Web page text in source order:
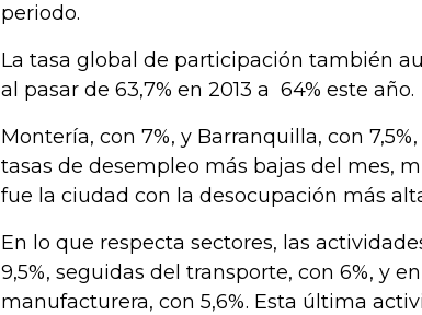
periodo.
La tasa global de participación también
al pasar de 63,7% en 2013 a 64% este año.
Montería, con 7%, y Barranquilla, con
tasas de desempleo más bajas del mes,
fue la ciudad con la desocupación más
En lo que respecta sectores, las
9,5%, seguidas del transporte, con 6%, y
manufacturera, con 5,6%. Esta última